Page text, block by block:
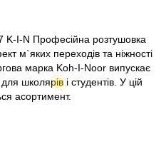
K-I-N Професійна розтушовка
м`яких переходів та ніжності
марка Koh-I-Noor випускає
школярів і студентів. У цій
асортимент.